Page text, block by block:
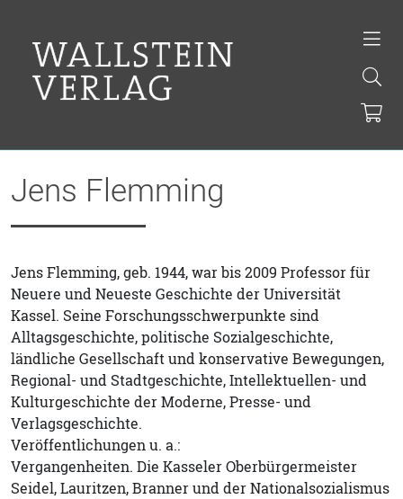
Jens Flemming
Jens Flemming, geb. 1944, war bis 2009 Professor für
Neuere und Neueste Geschichte der Universität
Kassel. Seine Forschungsschwerpunkte sind
Alltagsgeschichte, politische Sozialgeschichte,
ländliche Gesellschaft und konservative Bewegungen,
Regional- und Stadtgeschichte, Intellektuellen- und
Kulturgeschichte der Moderne, Presse- und
Verlagsgeschichte.
Veröffentlichungen u. a.:
Vergangenheiten. Die Kasseler Oberbürgermeister
Seidel, Lauritzen, Branner und der Nationalsozialismus